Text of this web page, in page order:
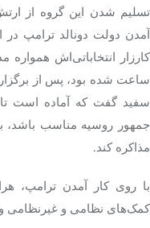
تسلیم شدن این گروه از
آمدن دولت دونالد ترامپ در
ساعت شده بود، پس از
سفید گفت که آماده است تا
جمهور روسیه مناسب باشد، با
مذاکره کند.
با روی کار آمدن
کمک‌های نظامی و غیرنظامی